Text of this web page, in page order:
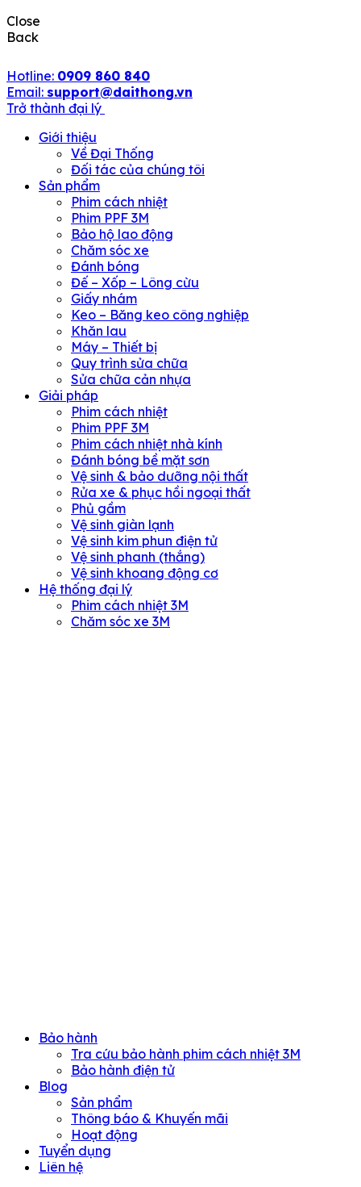
Close
Back
Hotline: 0909 860 840
Email: support@daithong.vn
Trở thành đại lý
Giới thiệu
Về Đại Thống
Đối tác của chúng tôi
Sản phẩm
Phim cách nhiệt
Phim PPF 3M
Bảo hộ lao động
Chăm sóc xe
Đánh bóng
Đế – Xốp – Lông cừu
Giấy nhám
Keo – Băng keo công nghiệp
Khăn lau
Máy – Thiết bị
Quy trình sửa chữa
Sửa chữa cản nhựa
Giải pháp
Phim cách nhiệt
Phim PPF 3M
Phim cách nhiệt nhà kính
Đánh bóng bề mặt sơn
Vệ sinh & bảo dưỡng nội thất
Rửa xe & phục hồi ngoại thất
Phủ gầm
Vệ sinh giàn lạnh
Vệ sinh kim phun điện tử
Vệ sinh phanh (thắng)
Vệ sinh khoang động cơ
Hệ thống đại lý
Phim cách nhiệt 3M
Chăm sóc xe 3M
Bảo hành
Tra cứu bảo hành phim cách nhiệt 3M
Bảo hành điện tử
Blog
Sản phẩm
Thông báo & Khuyến mãi
Hoạt động
Tuyển dụng
Liên hệ